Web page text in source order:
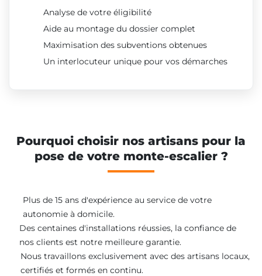
Analyse de votre éligibilité
Aide au montage du dossier complet
Maximisation des subventions obtenues
Un interlocuteur unique pour vos démarches
Pourquoi choisir nos artisans pour la
pose de votre monte-escalier ?
Plus de 15 ans d'expérience au service de votre
autonomie à domicile.
Des centaines d'installations réussies, la confiance de
nos clients est notre meilleure garantie.
Nous travaillons exclusivement avec des artisans locaux,
certifiés et formés en continu.